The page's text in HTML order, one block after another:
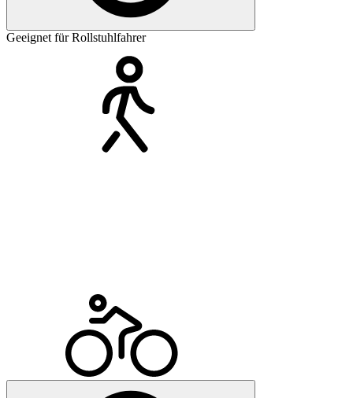
Geeignet für Rollstuhlfahrer